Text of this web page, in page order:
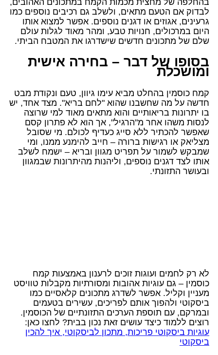
בהחלפה של מחצית מכמות הקמח במתכונים האהובים,
לבדוק אם הטעם מתאים, ולשלב גם רכיבים נוספים כמו
גרעינים, אגוזים או דגנים נוספים. אפשר למצוא אותו
היום במרכולים, חנויות טבע, ומהר מאוד לגלות עולם
שלם של מתכונים חדשים שישדרגו את המטבח הביתי.
בסופו של דבר – בחירה אישית
ומושכלת
קמח כוסמין בהחלט מביא עימו גיוון, טעם ונקודת מבט
חדשה על מה שחשבנו שהוא "לחם בריא". מצד אחד, יש
בו יתרונות בריאותיים והוא מתאים מאוד למי שרוצה
לנסות משהו אחר מ"הרגיל", אך הוא לא פתרון קסם
שאפשר להכתיר ללא סייג כעדיף לכולם. מי שסובל
מצליאק או רגישות ברורה – חייב להימנע ממנו, ומי
שמבקש לשמור על תפריט מגוון ובריא – ישמח לשלב
אותו לצד דגנים נוספים, וליהנות מהיתרונות שבמגוון
ובעושר התזונתי.
לא רק לחמים ועוגות זוכים לרענון באמצעות קמח
כוסמין – גם עוגיות אהובות ומסורתיות מקבלות טוויסט
מעניין וקליל. אפשר לשדרג מתכונים קלאסיים כמו
ביסקוטי ולהפוך אותם לפריכים, עשירים בטעמים
ובמרקם, עם תוספת הערכים התזונתיים של הכוסמין.
רוצים ללמוד כיצד עושים זאת נכון בבית? לחצו כאן:
עוגיות ביסקוטי פריכות, מתכון לביסקוטי, איך להכין
ביסקוטי